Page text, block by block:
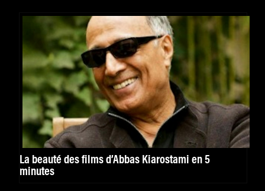
La beauté des films d’Abbas Kiarostami en 5
minutes